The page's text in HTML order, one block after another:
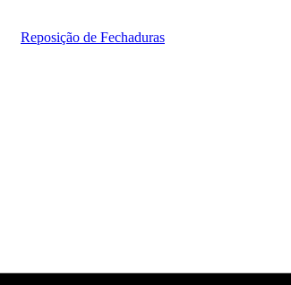
Reposição de Fechaduras